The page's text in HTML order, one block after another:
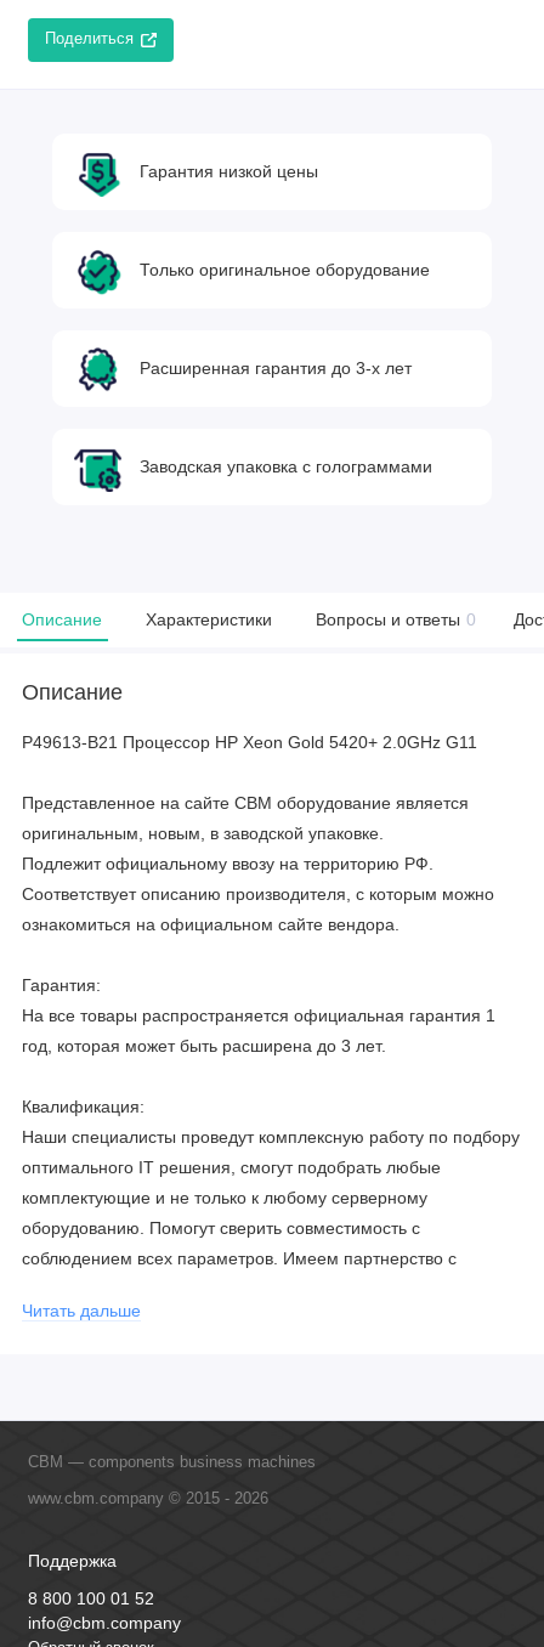
Поделиться
Гарантия низкой цены
Только оригинальное оборудование
Расширенная гарантия до 3-х лет
Заводская упаковка с голограммами
Описание Характеристики Вопросы и ответы 0
Описание
P49613-B21 Процессор HP Xeon Gold 5420+ 2.0GHz G11
Представленное на сайте CBM оборудование является
оригинальным, новым, в заводской упаковке.
Подлежит официальному ввозу на территорию РФ.
Соответствует описанию производителя, с которым можно
ознакомиться на официальном сайте вендора.
Гарантия:
На все товары распространяется официальная гарантия 1
год, которая может быть расширена до 3 лет.
Квалификация:
Наши специалисты проведут комплексную работу по подбору
оптимального IT решения, смогут подобрать любые
комплектующие и не только к любому серверному
оборудованию. Помогут сверить совместимость с
соблюдением всех параметров. Имеем партнерство с
обучение сотрудников, что позволяет исключить ошибки даже
Читать дальше
CBM — components business machines
www.cbm.company © 2015 - 2026
Поддержка
8 800 100 01 52
info@cbm.company